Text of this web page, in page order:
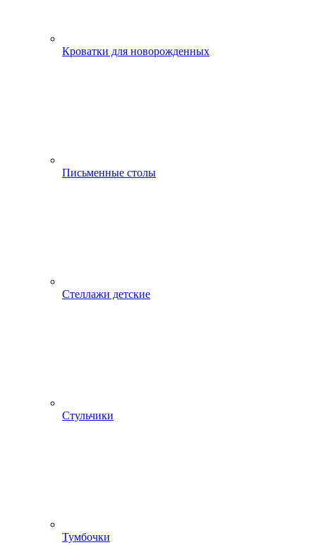
Кроватки для новорожденных
Письменные столы
Стеллажи детские
Стульчики
Тумбочки